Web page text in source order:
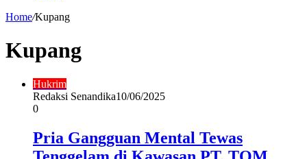
Home/Kupang
Kupang
Hukrim
Redaksi Senandika10/06/2025
0
Pria Gangguan Mental Tewas